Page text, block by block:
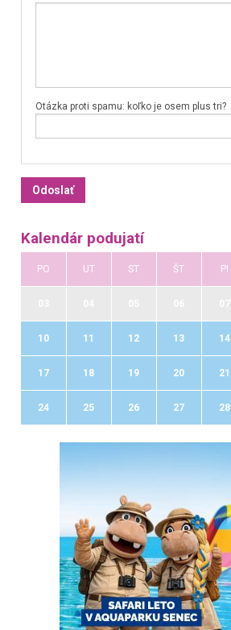
Otázka proti spamu: koľko je osem plus tri?
Kalendár podujatí
PO UT ST ŠT PI
10 11 12 13 14
17 18 19 20 21
24 25 26 27 28